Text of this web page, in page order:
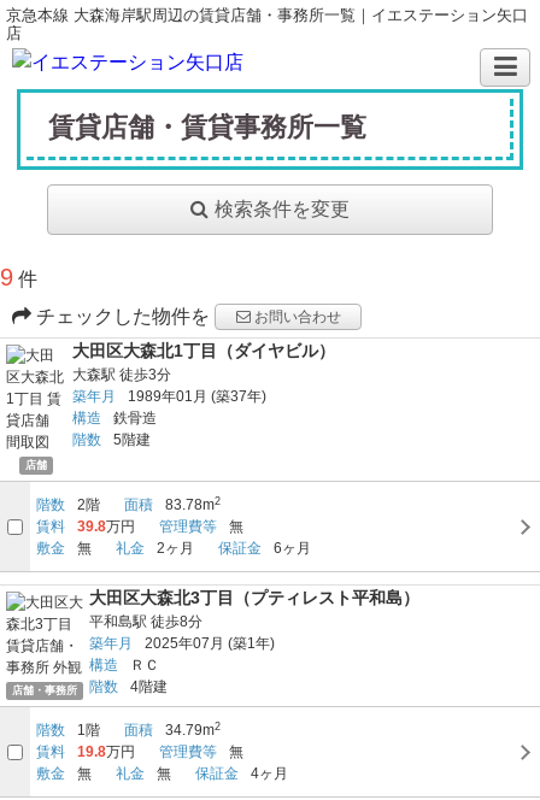
京急本線 大森海岸駅周辺の賃貸店舗・事務所一覧｜イエステーション矢口
店
賃貸店舗・賃貸事務所一覧
検索条件を変更
9 件
チェックした物件を
お問い合わせ
店舗
大田区大森北1丁目（ダイヤビル）
大森駅 徒歩3分
築年月
1989年01月 (築37年)
構造
鉄骨造
階数
5階建
階数 2階 面積 83.78m2
賃料 39.8万円 管理費等
無
敷金
無 礼金 2ヶ月 保証金 6ヶ月
店舗・事務所
大田区大森北3丁目（プティレスト平和島）
平和島駅 徒歩8分
築年月
2025年07月 (築1年)
構造
ＲＣ
階数
4階建
階数 1階 面積 34.79m2
賃料 19.8万円 管理費等
無
敷金
無 礼金 無 保証金 4ヶ月